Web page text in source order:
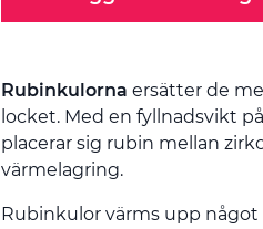
Rubinkulorna ersätter de
locket. Med en fyllnadsvikt
placerar sig rubin mellan
värmelagring.
Rubinkulor värms upp